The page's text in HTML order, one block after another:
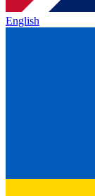
English